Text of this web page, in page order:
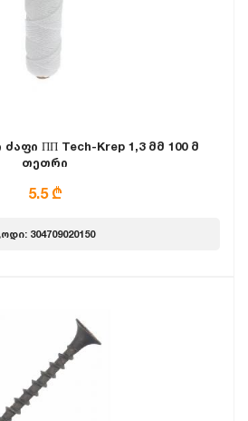
ПП Tech-Krep 1,3 მმ 100 მ
თეთრი
5.5 ₾
304709020150